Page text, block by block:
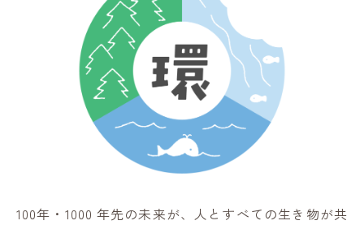
100年・1000 年先の未来が、人とすべての生き物が共